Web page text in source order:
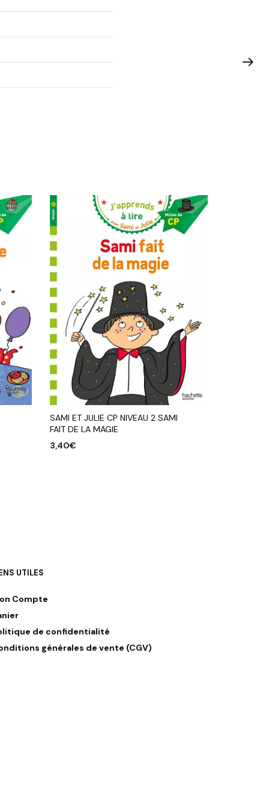
SAMI ET JULIE CP NIVEAU 2 SAMI
FAIT DE LA MAGIE
3,40€
UTILES
Compte
de confidentialité
générales de vente (CGV)